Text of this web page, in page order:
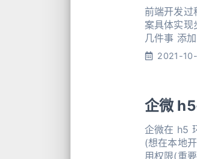
前端开发
案具体实
几件事 添加中间件, 捕获以指定字符串开始的请求, 以便后续转移 首先配置服务地址, 区分本地/dev/测试/预览/线上环境
2021-
企微
企微在 h5 环境下调用
(想在本地